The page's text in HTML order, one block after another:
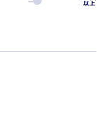
以上